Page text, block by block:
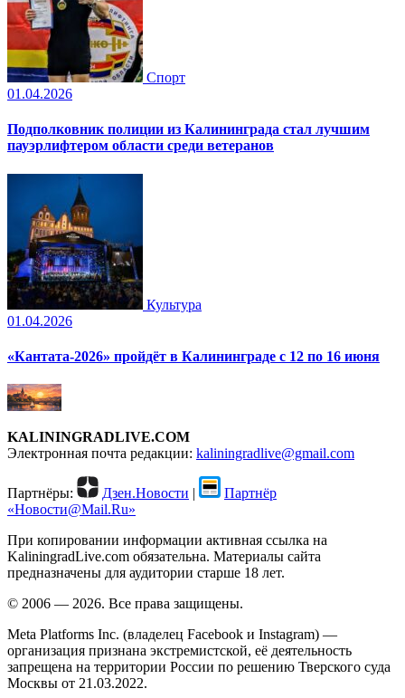
Спорт
01.04.2026
Подполковник полиции из Калининграда стал лучшим
пауэрлифтером области среди ветеранов
Культура
01.04.2026
«Кантата-2026» пройдёт в Калининграде с 12 по 16 июня
KALININGRADLIVE.COM
Электронная почта редакции: kaliningradlive@gmail.com
Партнёры: Дзен.Новости |
Партнёр
«Новости@Mail.Ru»
При копировании информации активная ссылка на
KaliningradLive.com обязательна. Материалы сайта
предназначены для аудитории старше 18 лет.
© 2006 — 2026. Все права защищены.
Meta Platforms Inc. (владелец Facebook и Instagram) —
организация признана экстремистской, её деятельность
запрещена на территории России по решению Тверского суда
Москвы от 21.03.2022.